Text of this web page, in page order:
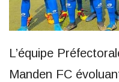
L’équipe
Manden FC